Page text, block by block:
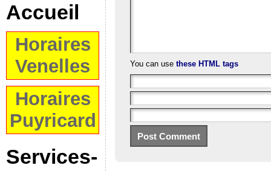
Accueil
Horaires
Venelles
Horaires
Puyricard
Services-
You can use these HTML tags